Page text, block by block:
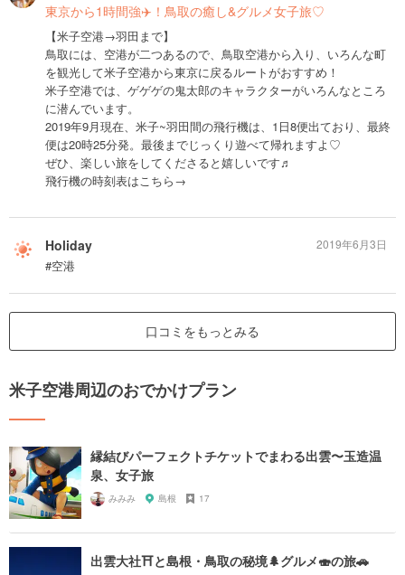
東京から1時間強✈️！鳥取の癒し&グルメ女子旅♡
【米子空港→羽田まで】
鳥取には、空港が二つあるので、鳥取空港から入り、いろんな町
を観光して米子空港から東京に戻るルートがおすすめ！
米子空港では、ゲゲゲの鬼太郎のキャラクターがいろんなところ
に潜んでいます。
2019年9月現在、米子~羽田間の飛行機は、1日8便出ており、最終
便は20時25分発。最後までじっくり遊べて帰れますよ♡
ぜひ、楽しい旅をしてくださると嬉しいです♬
飛行機の時刻表はこちら→
Holiday
#空港
2019年6月3日
口コミをもっとみる
米子空港周辺のおでかけプラン
縁結びパーフェクトチケットでまわる出雲〜玉造温
泉、女子旅
みみみ 島根 17
出雲大社⛩と島根・鳥取の秘境🌲グルメ🍣の旅🚗